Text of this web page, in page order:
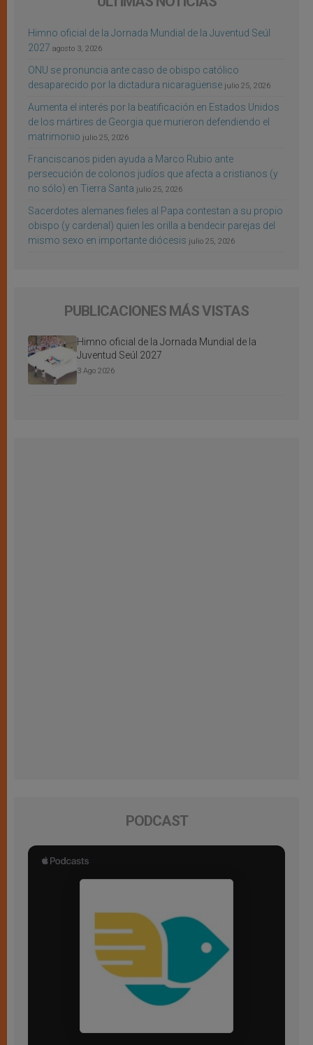
Himno oficial de la Jornada Mundial de la Juventud Seúl
2027 agosto 3, 2026
ONU se pronuncia ante caso de obispo católico
desaparecido por la dictadura nicaragüense julio 25, 2026
Aumenta el interés por la beatificación en Estados Unidos
de los mártires de Georgia que murieron defendiendo el
matrimonio julio 25, 2026
Franciscanos piden ayuda a Marco Rubio ante
persecución de colonos judíos que afecta a cristianos (y
no sólo) en Tierra Santa julio 25, 2026
Sacerdotes alemanes fieles al Papa contestan a su propio
obispo (y cardenal) quien les orilla a bendecir parejas del
mismo sexo en importante diócesis julio 25, 2026
PUBLICACIONES MÁS VISTAS
Himno oficial de la Jornada Mundial de la
Juventud Seúl 2027
3 Ago 2026
PODCAST